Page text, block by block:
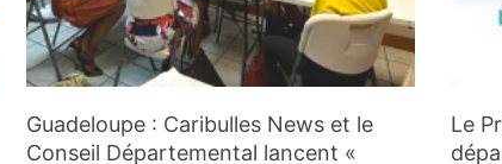
Guadeloupe : Caribulles News et le
Conseil Départemental lancent «
Le